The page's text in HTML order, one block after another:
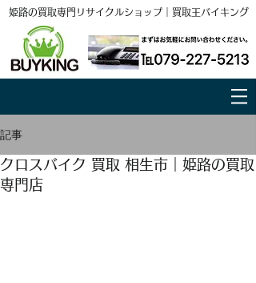
姫路の買取専門リサイクルショップ｜買取王バイキング
記事
クロスバイク 買取 相生市｜姫路の買取
専門店